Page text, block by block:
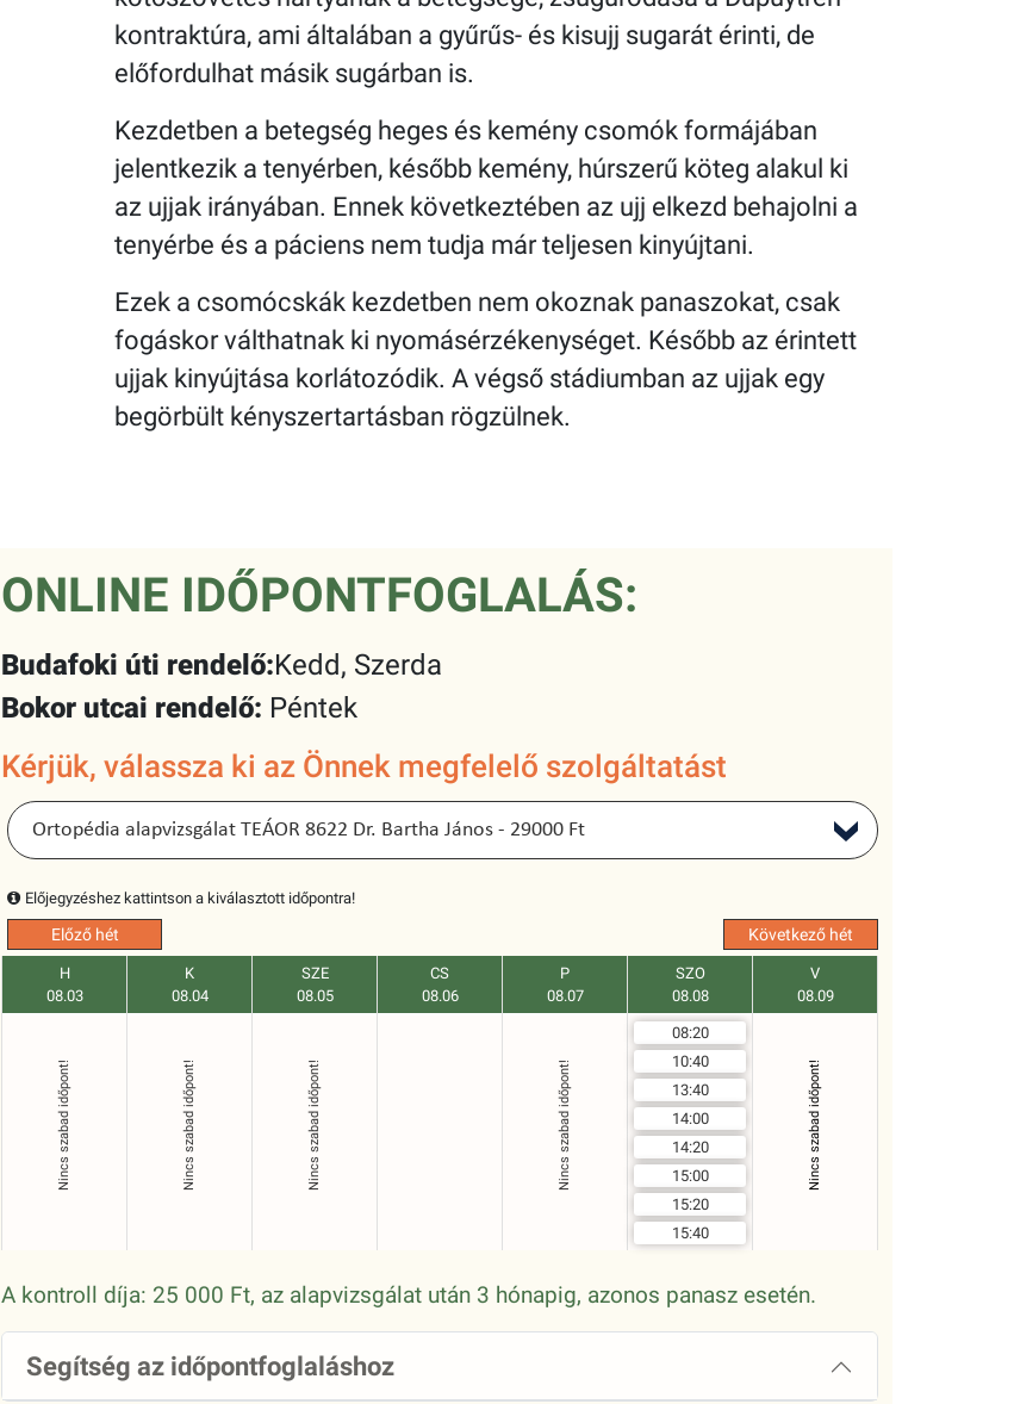
kontraktúra, ami általában a gyűrűs- és kisujj sugarát érinti, de
előfordulhat másik sugárban is.
Kezdetben a betegség heges és kemény csomók formájában
jelentkezik a tenyérben, később kemény, húrszerű köteg alakul ki
az ujjak irányában. Ennek következtében az ujj elkezd behajolni a
tenyérbe és a páciens nem tudja már teljesen kinyújtani.
Ezek a csomócskák kezdetben nem okoznak panaszokat, csak
fogáskor válthatnak ki nyomásérzékenységet. Később az érintett
ujjak kinyújtása korlátozódik. A végső stádiumban az ujjak egy
begörbült kényszertartásban rögzülnek.
ONLINE IDŐPONTFOGLALÁS:
Budafoki úti rendelő:Kedd, Szerda
Bokor utcai rendelő: Péntek
Kérjük, válassza ki az Önnek megfelelő szolgáltatást
Előjegyzéshez kattintson a kiválasztott időpontra!
Előző hét Következő hét
H
08.03
Nincs szabad időpont!
K
08.04
Nincs szabad időpont!
SZE
08.05
Nincs szabad időpont!
CS
08.06
P
08.07
Nincs szabad időpont!
SZO
08.08
08:20
10:40
13:40
14:00
14:20
15:00
15:20
15:40
V
08.09
Nincs szabad időpont!
A kontroll díja: 25 000 Ft, az alapvizsgálat után 3 hónapig, azonos panasz esetén.
Segítség az időpontfoglaláshoz